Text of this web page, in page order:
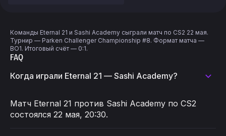
Команды Eternal 21 и Sashi Academy сыграли матч по CS2 22 мая.
Турнир — Parken Challenger Championship #8. Формат матча —
BO1. Итоговый счёт — 0:1.
FAQ
Когда играли Eternal 21 — Sashi Academy?
Матч Eternal 21 против Sashi Academy по CS2
состоялся 22 мая, 20:30.